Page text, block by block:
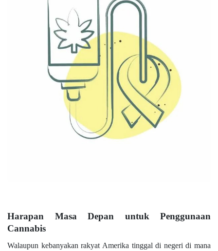
Harapan Masa Depan untuk Penggunaan
Cannabis
Walaupun kebanyakan rakyat Amerika tinggal di negeri di mana